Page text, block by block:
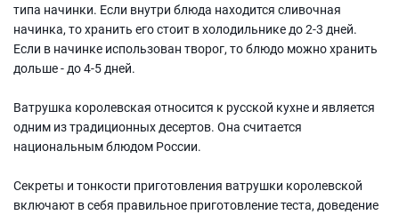
типа начинки. Если внутри блюда находится сливочная
начинка, то хранить его стоит в холодильнике до 2-3 дней.
Если в начинке использован творог, то блюдо можно хранить
дольше - до 4-5 дней.
Ватрушка королевская относится к русской кухне и является
одним из традиционных десертов. Она считается
национальным блюдом России.
Секреты и тонкости приготовления ватрушки королевской
включают в себя правильное приготовление теста, доведение